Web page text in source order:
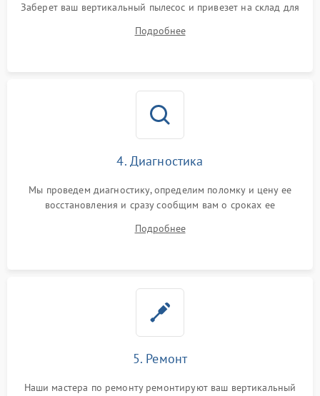
Заберет ваш вертикальный пылесос и привезет на склад для
Подробнее
4. Диагностика
Мы проведем диагностику, определим поломку и цену ее
восстановления и сразу сообщим вам о сроках ее
Подробнее
5. Ремонт
Наши мастера по ремонту ремонтируют ваш вертикальный